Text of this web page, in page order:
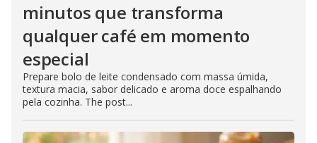
minutos que transforma
qualquer café em momento
especial
Prepare bolo de leite condensado com massa úmida,
textura macia, sabor delicado e aroma doce espalhando
pela cozinha. The post...